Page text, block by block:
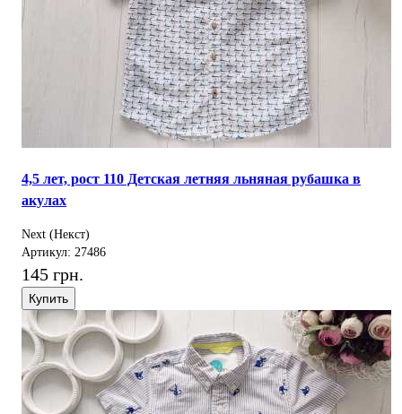
4,5 лет, рост 110 Детская летняя льняная рубашка в
акулах
Next (Некст)
Артикул: 27486
145 грн.
Купить